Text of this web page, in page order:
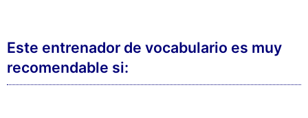
Este entrenador de vocabulario es muy
recomendable si: